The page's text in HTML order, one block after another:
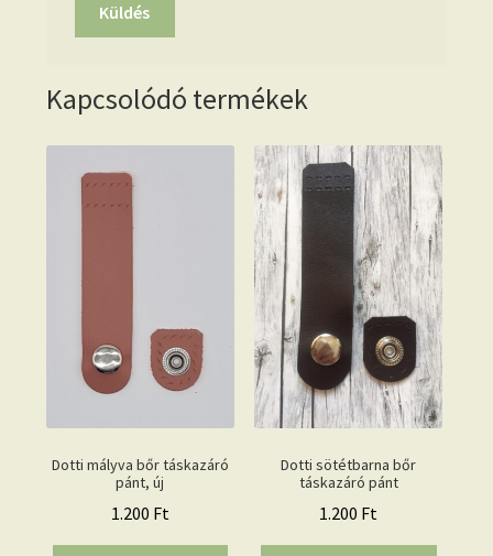
Kapcsolódó termékek
Dotti mályva bőr táskazáró
pánt, új
1.200 Ft
Dotti sötétbarna bőr
táskazáró pánt
1.200 Ft